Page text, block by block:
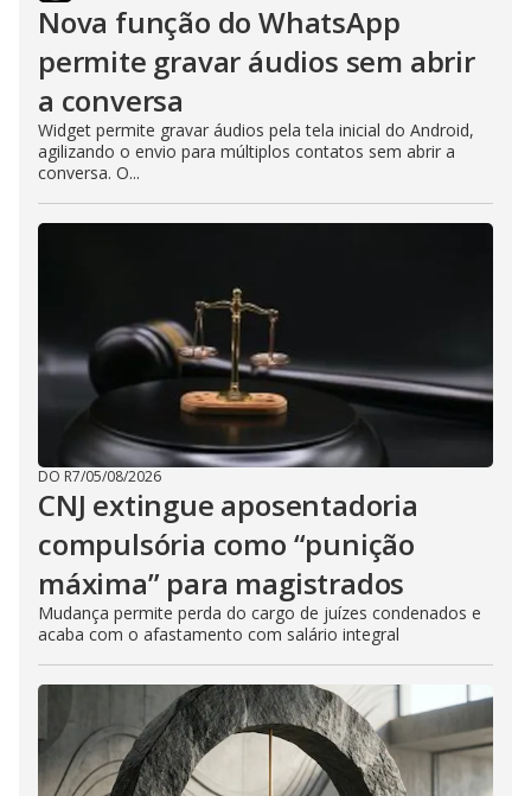
Nova função do WhatsApp
permite gravar áudios sem abrir
a conversa
Widget permite gravar áudios pela tela inicial do Android,
agilizando o envio para múltiplos contatos sem abrir a
conversa. O...
DO R7/05/08/2026
CNJ extingue aposentadoria
compulsória como “punição
máxima” para magistrados
Mudança permite perda do cargo de juízes condenados e
acaba com o afastamento com salário integral